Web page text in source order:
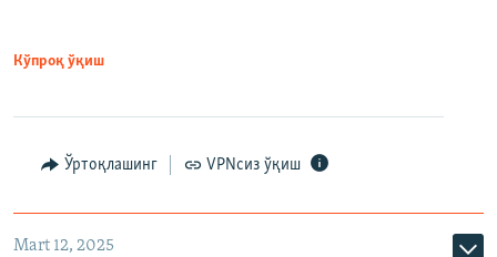
Кўпроқ ўқиш
Ўртоқлашинг VPNсиз ўқиш
Mart 12, 2025